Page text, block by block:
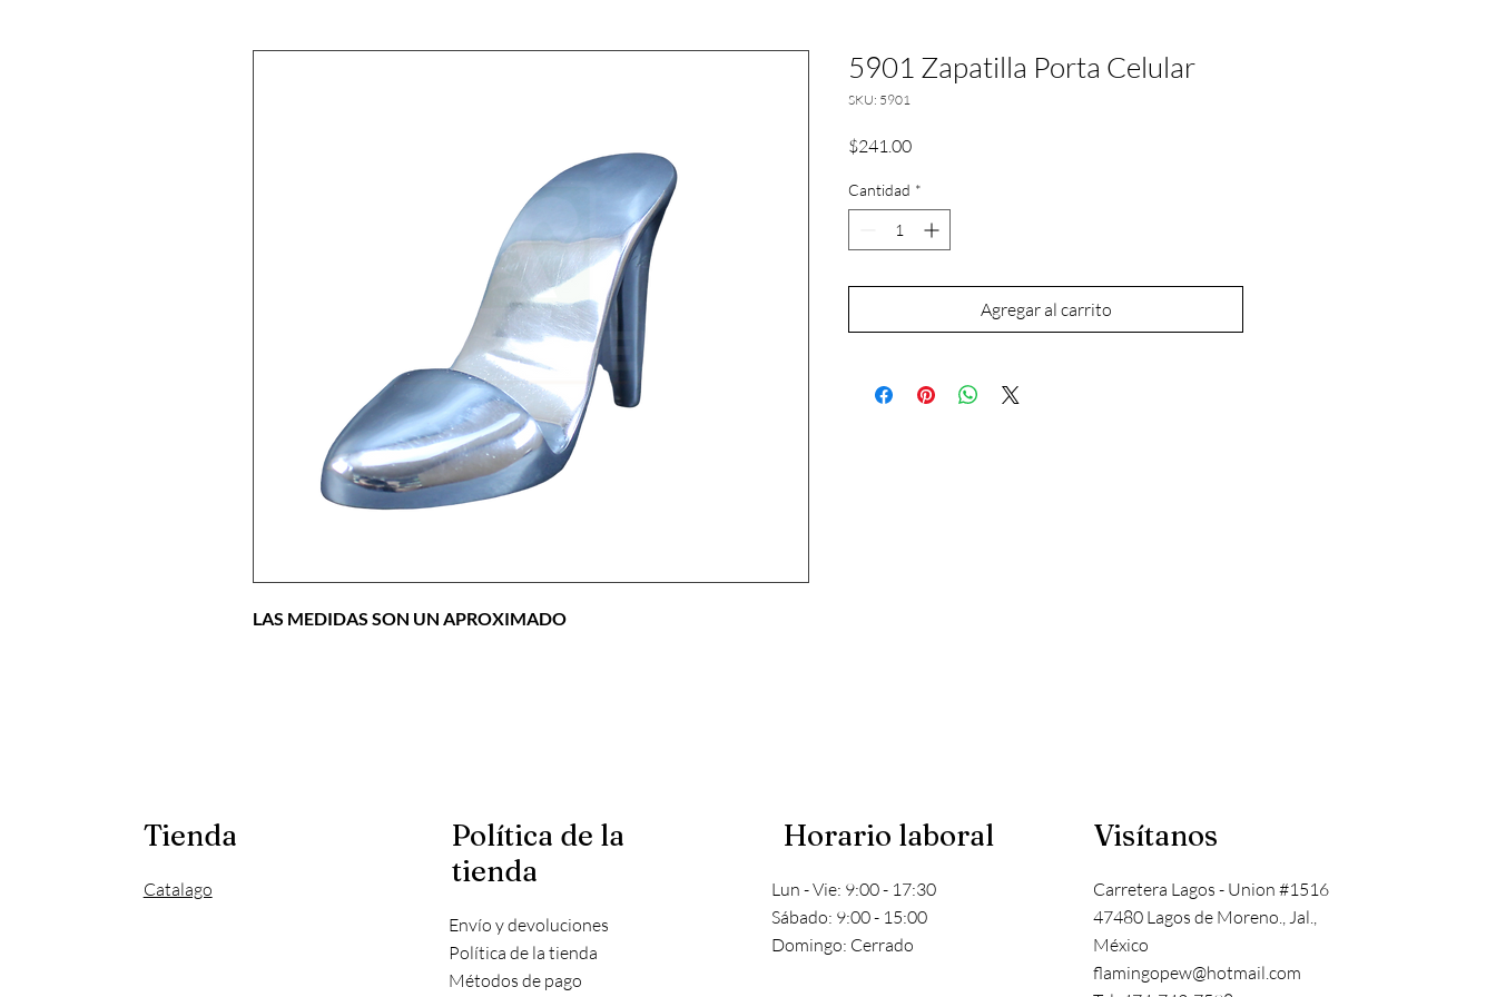
LAS MEDIDAS SON UN APROXIMADO
5901 Zapatilla Porta Celular
SKU: 5901
$241.00Precio
Cantidad *
Agregar al carrito
Tienda
Catalago
Política de la
tienda
Envío y devoluciones
Política de la tienda
Métodos de pago
Horario laboral
Lun - Vie: 9:00 - 17:30
​​Sábado: 9:00 - 15:00
​Domingo: Cerrado
Visítanos
Carretera Lagos - Union #1516
47480 Lagos de Moreno., Jal.,
México
flamingopew@hotmail.com